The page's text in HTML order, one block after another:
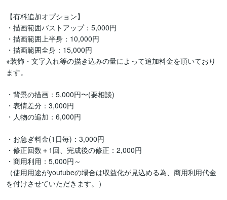
【有料追加オプション】
・描画範囲バストアップ：5,000円
・描画範囲上半身：10,000円
・描画範囲全身：15,000円
※装飾・文字入れ等の描き込みの量によって追加料金を頂いており
ます。
・背景の描画：5,000円〜(要相談)
・表情差分：3,000円
・人物の追加：6,000円
・お急ぎ料金(1日毎)：3,000円
・修正回数＋1回、完成後の修正：2,000円
・商用利用：5,000円～
（使用用途がyoutubeの場合は収益化が見込める為、商用利用代金
を付けさせていただきます。）